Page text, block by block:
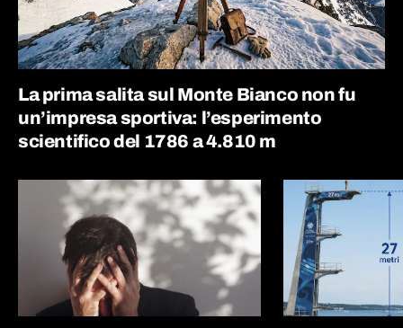
La prima salita sul Monte Bianco non fu
un’impresa sportiva: l’esperimento
scientifico del 1786 a 4.810 m